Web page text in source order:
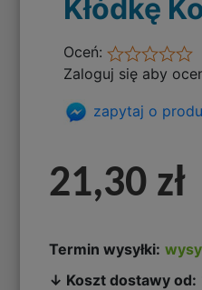
Kłódkę
Oceń:
Zaloguj się aby
zapytaj o
21,30 zł
Termin wysyłki:
↓ Koszt dostawy od: